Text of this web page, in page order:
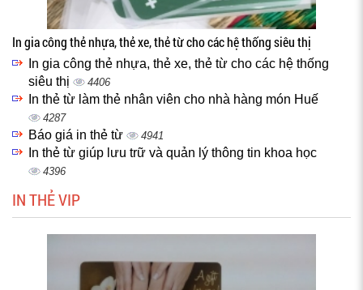
In gia công thẻ nhựa, thẻ xe, thẻ từ cho các hệ thống siêu thị
In gia công thẻ nhựa, thẻ xe, thẻ từ cho các hệ thống
siêu thị
4406
In thẻ từ làm thẻ nhân viên cho nhà hàng món Huế
4287
Báo giá in thẻ từ 4941
In thẻ từ giúp lưu trữ và quản lý thông tin khoa học
4396
IN THẺ VIP